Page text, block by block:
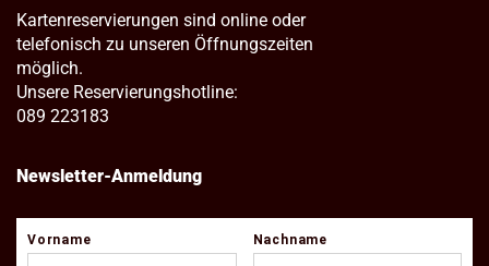
Kartenreservierungen sind online oder
telefonisch zu unseren Öffnungszeiten
möglich.
Unsere Reservierungshotline:
089 223183
Newsletter-Anmeldung